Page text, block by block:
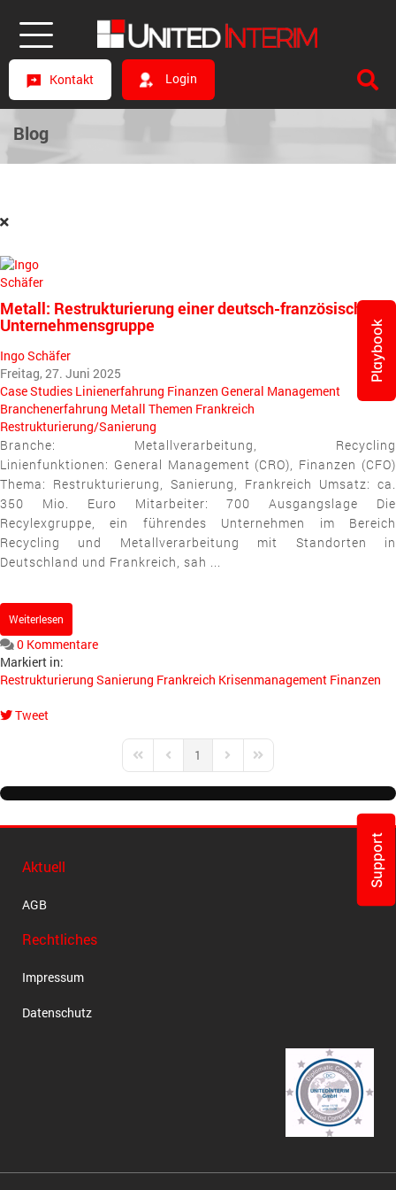
Kontakt Login
Blog
Metall: Restrukturierung einer deutsch-französischen
Unternehmensgruppe
Ingo Schäfer
Freitag, 27. Juni 2025
Case Studies Linienerfahrung Finanzen General Management
Branchenerfahrung Metall Themen Frankreich
Restrukturierung/Sanierung
Branche: Metallverarbeitung, Recycling
Linienfunktionen: General Management (CRO), Finanzen (CFO)
Thema: Restrukturierung, Sanierung, Frankreich Umsatz: ca.
350 Mio. Euro Mitarbeiter: 700 Ausgangslage Die
Recylexgruppe, ein führendes Unternehmen im Bereich
Recycling und Metallverarbeitung mit Standorten in
Deutschland und Frankreich, sah ...
Weiterlesen
0 Kommentare
Markiert in:
Restrukturierung Sanierung Frankreich Krisenmanagement Finanzen
Tweet
First PagePrevious Page
1 Next PageLast Page
Aktuell
AGB
Rechtliches
Impressum
Datenschutz
Playbook
Support